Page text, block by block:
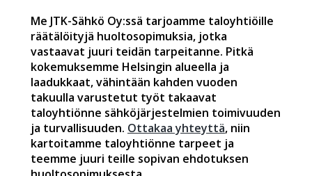
Me JTK-Sähkö Oy:ssä tarjoamme taloyhtiöille
räätälöityjä huoltosopimuksia, jotka
vastaavat juuri teidän tarpeitanne. Pitkä
kokemuksemme Helsingin alueella ja
laadukkaat, vähintään kahden vuoden
takuulla varustetut työt takaavat
taloyhtiönne sähköjärjestelmien toimivuuden
ja turvallisuuden. Ottakaa yhteyttä, niin
kartoitamme taloyhtiönne tarpeet ja
teemme juuri teille sopivan ehdotuksen